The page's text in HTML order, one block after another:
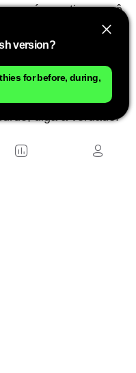
que é mentira, você
sorriso encerra o
se engane, não o
ele não é um juiz,
der a ele todas as
conserto serão mais
diga a verdade.
version?
for before, during,